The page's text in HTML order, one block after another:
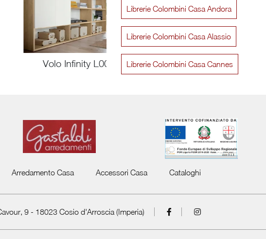
Volo Infinity L008 Golf Infinity U119
Librerie Colombini Casa Andora
Librerie Colombini Casa Alassio
Librerie Colombini Casa Cannes
Arredamento Casa Accessori Casa Cataloghi
9 - 18023 Cosio d'Arroscia (Imperia)